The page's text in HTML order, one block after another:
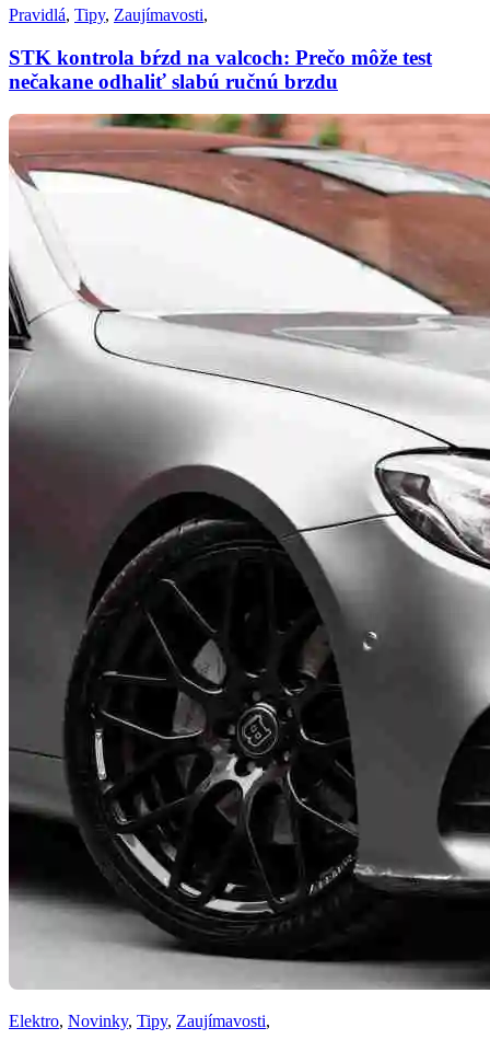
Pravidlá, Tipy, Zaujímavosti,
STK kontrola bŕzd na valcoch: Prečo môže test
nečakane odhaliť slabú ručnú brzdu
Elektro, Novinky, Tipy, Zaujímavosti,